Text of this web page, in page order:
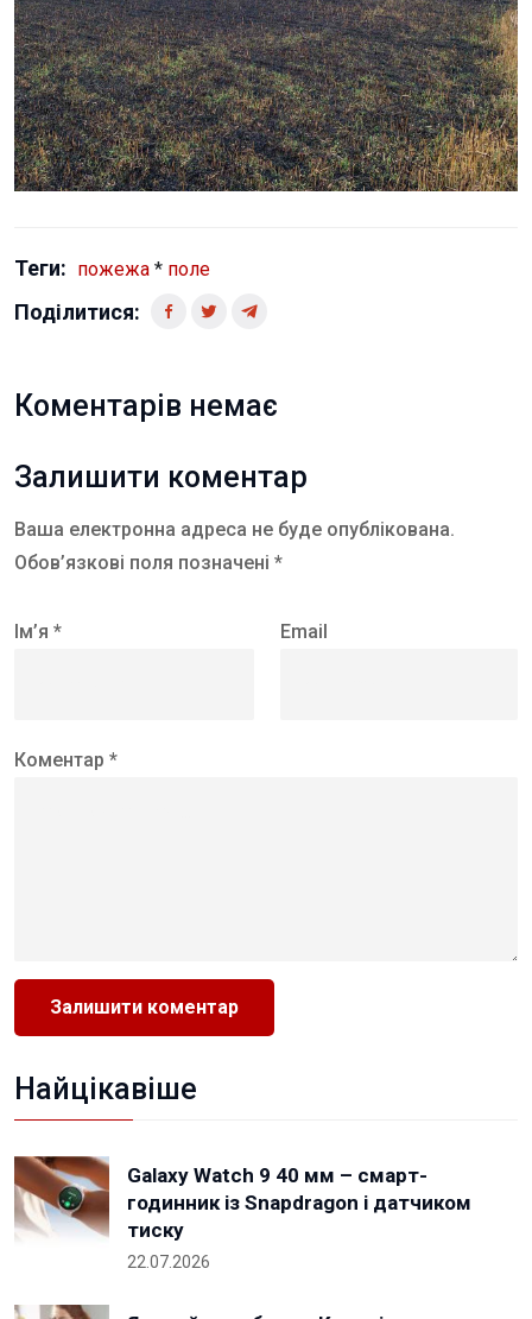
Теги: пожежа * поле
Поділитися:
Коментарів немає
Залишити коментар
Ваша електронна адреса не буде опублікована.
Обов’язкові поля позначені *
Ім’я * Email
Коментар *
Найцікавіше
Galaxy Watch 9 40 мм – смарт-
годинник із Snapdragon і датчиком
тиску
22.07.2026